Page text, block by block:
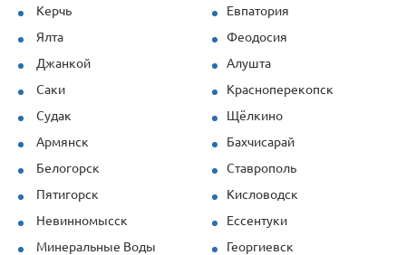
Керчь
Евпатория
Ялта
Феодосия
Джанкой
Алушта
Саки
Красноперекопск
Судак
Щёлкино
Армянск
Бахчисарай
Белогорск
Ставрополь
Пятигорск
Кисловодск
Невинномысск
Ессентуки
Минеральные Воды
Георгиевск